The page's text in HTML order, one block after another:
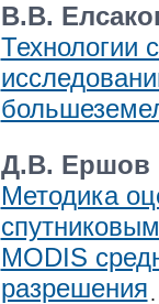
В.В.
Технологии
Д.В. Ершов
Методика
MODIS
разрешения